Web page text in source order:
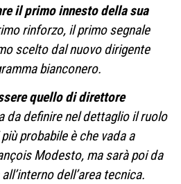
il primo innesto della sua
rinforzo, il primo segnale
scelto dal nuovo dirigente
bianconero.
quello di direttore
da definire nel dettaglio il ruolo
probabile è che vada a
Modesto, ma sarà poi da
dell’area tecnica.